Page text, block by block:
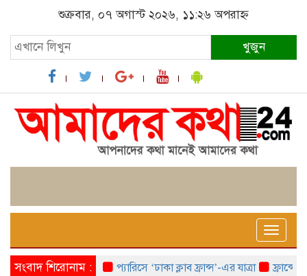
শুক্রবার, ০৭ অগাস্ট ২০২৬, ১১:২৬ অপরাহ্ন
খুজুন
Toggle
সংবাদ শিরোনাম :
প্যারিসে ‘ঢাকা ক্লাব ফ্রান্স’-এর যাত্রা ফ্রান্সে